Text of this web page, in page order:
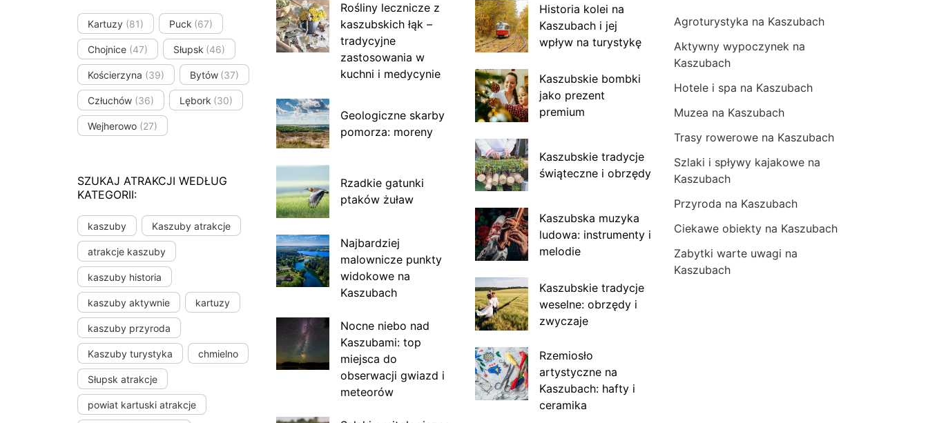
Kartuzy (81) Puck (67)
Chojnice (47) Słupsk (46)
Kościerzyna (39) Bytów (37)
Człuchów (36) Lębork (30)
Wejherowo (27)
SZUKAJ ATRAKCJI WEDŁUG
KATEGORII:
kaszuby Kaszuby atrakcje
atrakcje kaszuby
kaszuby historia
kaszuby aktywnie kartuzy
kaszuby przyroda
Kaszuby turystyka chmielno
Słupsk atrakcje
powiat kartuski atrakcje
Rośliny lecznicze z
kaszubskich łąk –
tradycyjne
zastosowania w
kuchni i medycynie
Geologiczne skarby
pomorza: moreny
Rzadkie gatunki
ptaków żuław
Najbardziej
malownicze punkty
widokowe na
Kaszubach
Nocne niebo nad
Kaszubami: top
miejsca do
obserwacji gwiazd i
meteorów
Historia kolei na
Kaszubach i jej
wpływ na turystykę
Kaszubskie bombki
jako prezent
premium
Kaszubskie tradycje
świąteczne i obrzędy
Kaszubska muzyka
ludowa: instrumenty i
melodie
Kaszubskie tradycje
weselne: obrzędy i
zwyczaje
Rzemiosło
artystyczne na
Kaszubach: hafty i
ceramika
Agroturystyka na Kaszubach
Aktywny wypoczynek na
Kaszubach
Hotele i spa na Kaszubach
Muzea na Kaszubach
Trasy rowerowe na Kaszubach
Szlaki i spływy kajakowe na
Kaszubach
Przyroda na Kaszubach
Ciekawe obiekty na Kaszubach
Zabytki warte uwagi na
Kaszubach